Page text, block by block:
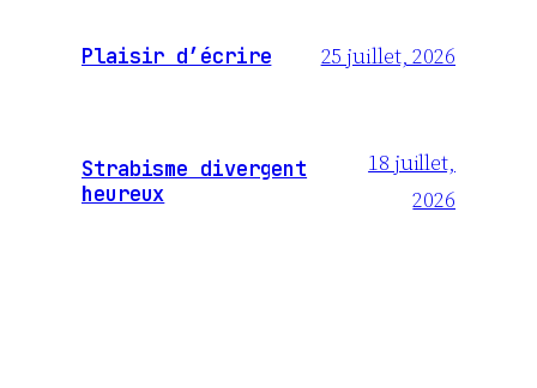
Plaisir d’écrire 25 juillet, 2026
Strabisme divergent
heureux
18 juillet,
2026